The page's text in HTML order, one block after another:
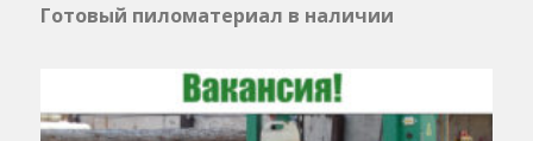
Готовый пиломатериал в наличии